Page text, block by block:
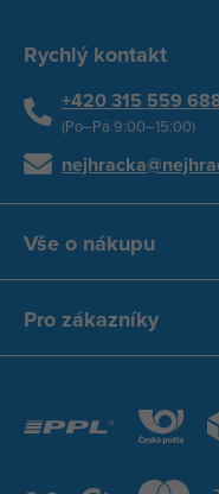
Rychlý kontakt
+420 315 559
(Po–Pá 9:00–15:00)
Vše o nákupu
Pro zákazníky